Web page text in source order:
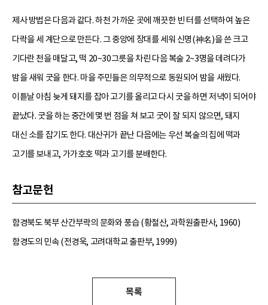
제사 방법은 다음과 같다. 하천 가까운 곳에 깨끗한 빈 터를 선택하여 높은
다락을 세 계단으로 만든다. 그 중앙에 장대를 세워 신명(神名)을 쓴 크고
기다란 천을 매달고, 떡 20~30그릇을 차린 다음 복술 2~3명을 데려다가
밤을 새워 굿을 한다. 마을 주민들은 의무적으로 동원되어 밤을 새웠다.
이튿날 아침 늦게 돼지를 잡아 고기를 올리고 다시 굿을 하면 저녁이 되어야
끝났다. 굿을 하는 중간에 몇 번 점을 쳐 보고 굿이 잘 되지 않으면, 돼지
대신 소를 잡기도 한다. 대산귀가 끝난 다음에는 우선 복술의 집에 떡과
고기를 보내고, 가가호호 떡과 고기를 분배한다.
참고문헌
함경북도 북부 산간부락의 문화와 풍습 (황철산, 과학원출판사, 1960)
함경도의 민속 (전경욱, 고려대학교 출판부, 1999)
목록